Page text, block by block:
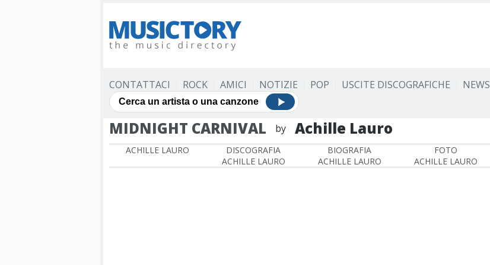
CONTATTACI ROCK AMICI NOTIZIE POP USCITE DISCOGRAFICHE NEWS
MIDNIGHT CARNIVAL by Achille Lauro
ACHILLE LAURO
DISCOGRAFIA
ACHILLE LAURO
BIOGRAFIA
ACHILLE LAURO
FOTO
ACHILLE LAURO